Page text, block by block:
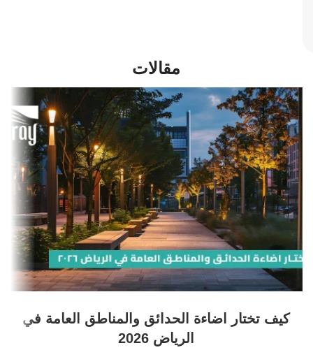
مقالات
كيف تختار اضاءة الحدائق والمناطق العامة في
الرياض 2026